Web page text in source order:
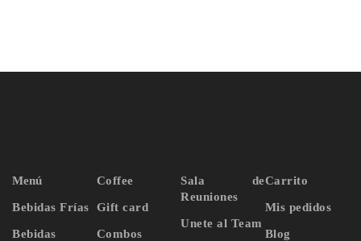
Menú
Bebidas Frías
Bebidas
Coffee
Gift card
Combos
Sala de
Reuniones
Unete al Team
Carrito
Mis pedidos
Blog